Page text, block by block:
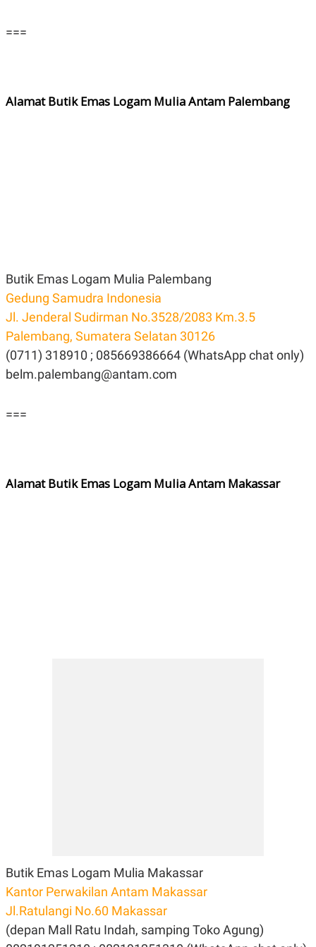
===
Alamat Butik Emas Logam Mulia Antam Palembang
Butik Emas Logam Mulia Palembang
Gedung Samudra Indonesia
Jl. Jenderal Sudirman No.3528/2083 Km.3.5
Palembang, Sumatera Selatan 30126
(0711) 318910 ; 085669386664 (WhatsApp chat only)
belm.palembang@antam.com
===
Alamat Butik Emas Logam Mulia Antam Makassar
Butik Emas Logam Mulia Makassar
Kantor Perwakilan Antam Makassar
Jl.Ratulangi No.60 Makassar
(depan Mall Ratu Indah, samping Toko Agung)